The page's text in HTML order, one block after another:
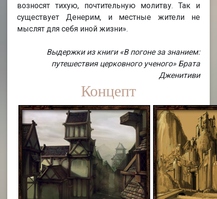
возносят тихую, почтительную молитву. Так и
существует Денерим, и местные жители не
мыслят для себя иной жизни».
Выдержки из книги «В погоне за знанием:
путешествия церковного ученого» Брата
Дженитиви
Концепт